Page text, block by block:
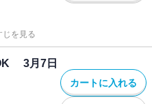
じを見る
3月7日
カートに入れる